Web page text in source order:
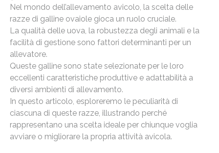
Nel mondo dell’allevamento avicolo, la scelta delle
razze di galline ovaiole gioca un ruolo cruciale.
La qualità delle uova, la robustezza degli animali e la
facilità di gestione sono fattori determinanti per un
allevatore.
Queste galline sono state selezionate per le loro
eccellenti caratteristiche produttive e adattabilità a
diversi ambienti di allevamento.
In questo articolo, esploreremo le peculiarità di
ciascuna di queste razze, illustrando perché
rappresentano una scelta ideale per chiunque voglia
avviare o migliorare la propria attività avicola.